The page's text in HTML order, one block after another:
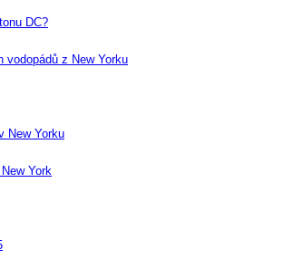
DC?
vodopádů z New Yorku
New Yorku
York